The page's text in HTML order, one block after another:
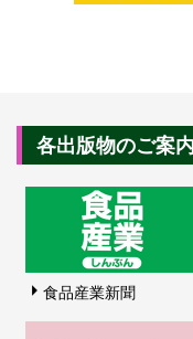
各出版物のご案
食品産業新聞